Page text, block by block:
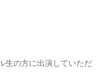
生の方に出演していただ